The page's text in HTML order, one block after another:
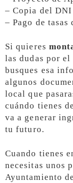
– Copia del DNI
– Pago de tasas
Si quieres
las dudas por
busques esa
algunos
local que
cuándo tienes
va a generar
tu futuro.
Cuando tienes
necesitas unos
Ayuntamiento